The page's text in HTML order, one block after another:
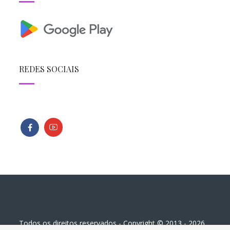
REDES SOCIAIS
Todos os direitos reservados - Copyright © 2013 - 2026